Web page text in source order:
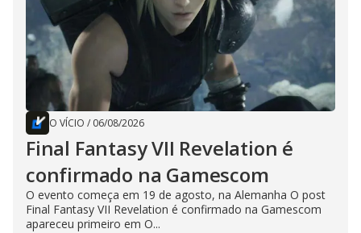
O VÍCIO / 06/08/2026
Final Fantasy VII Revelation é
confirmado na Gamescom
O evento começa em 19 de agosto, na Alemanha O post
Final Fantasy VII Revelation é confirmado na Gamescom
apareceu primeiro em O...